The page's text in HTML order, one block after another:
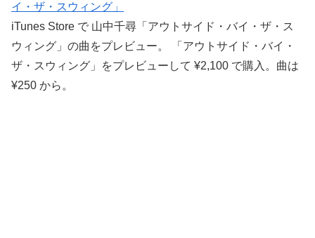
イ・ザ・スウィング」
iTunes Store で 山中千尋「アウトサイド・バイ・ザ・ス
ウィング」の曲をプレビュー。 「アウトサイド・バイ・
ザ・スウィング」をプレビューして ¥2,100 で購入。曲は
¥250 から。